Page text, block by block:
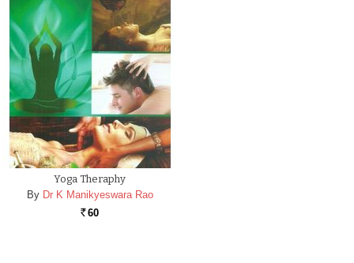
Yoga Theraphy
By Dr K Manikyeswara Rao
Rs. 60